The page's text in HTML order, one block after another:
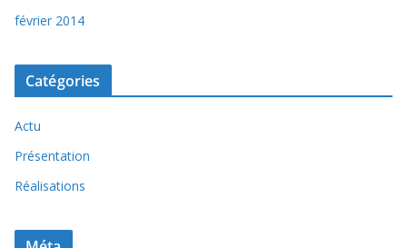
février 2014
Catégories
Actu
Présentation
Réalisations